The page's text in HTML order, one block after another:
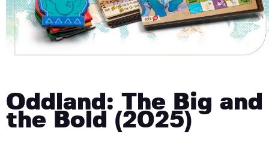
Oddland: The Big and
the Bold (2025)